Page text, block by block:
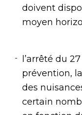
doivent
moyen
l’arrêté du
prévention,
des
certain